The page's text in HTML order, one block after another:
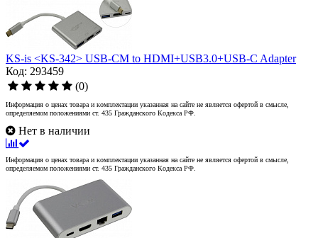
KS-is <KS-342> USB-CM to HDMI+USB3.0+USB-C Adapter
Код: 293459
(0)
Информация о ценах товара и комплектации указанная на сайте не является офертой в смысле,
определяемом положениями ст. 435 Гражданского Кодекса РФ.
Нет в наличии
Информация о ценах товара и комплектации указанная на сайте не является офертой в смысле,
определяемом положениями ст. 435 Гражданского Кодекса РФ.